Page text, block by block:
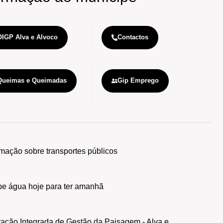
Alva e Alvoco Contactos
e Queimadas Gip Emprego
sobre transportes públicos
água hoje para ter amanhã